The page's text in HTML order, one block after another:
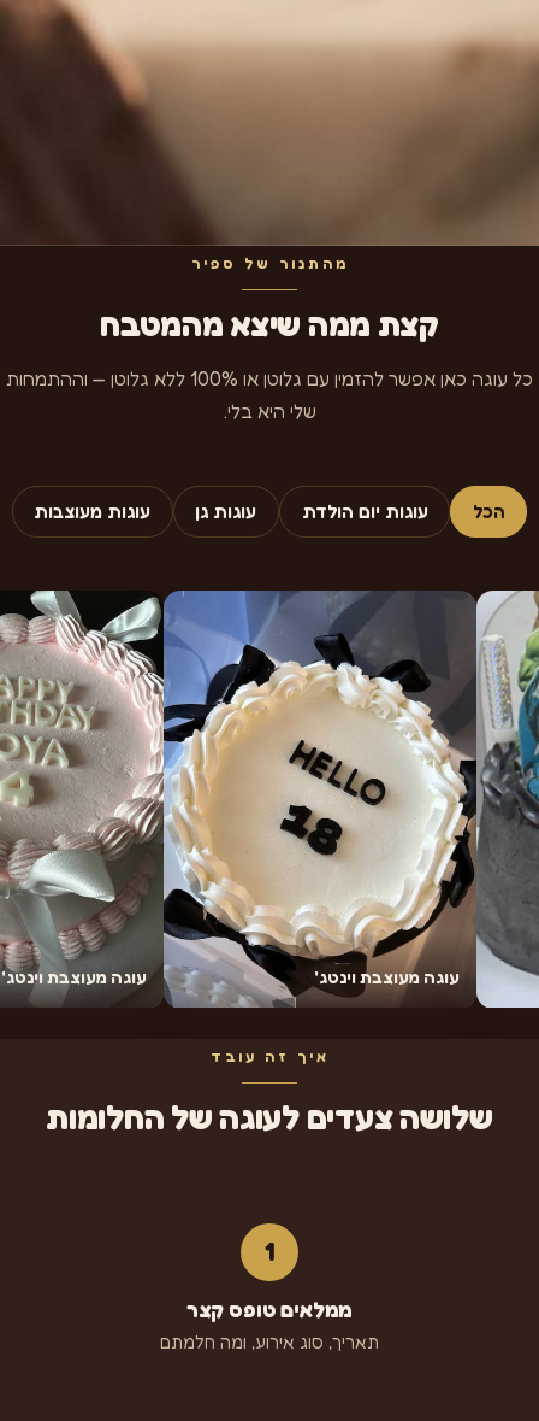
מהתנור של ספיר
קצת ממה שיצא מהמטבח
כל עוגה כאן אפשר להזמין עם גלוטן או 100% ללא גלוטן — וההתמחות
שלי היא בלי.
הכל עוגות יום הולדת עוגות גן עוגות מעוצבות
עוגה מעוצבת וינטג' עוגה מעוצבת וינטג' נסיכות
איך זה עובד
שלושה צעדים לעוגה של החלומות
1
ממלאים טופס קצר
תאריך, סוג אירוע, ומה חלמתם